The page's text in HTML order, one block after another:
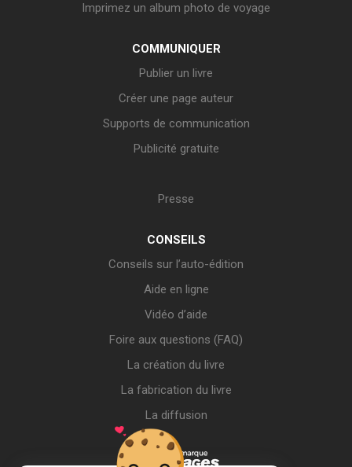
Imprimez un album photo de voyage
COMMUNIQUER
Publier un livre
Créer une page auteur
Supports de communication
Publicité gratuite
Presse
CONSEILS
Conseils sur l’auto-édition
Aide en ligne
Vidéo d’aide
Foire aux questions (FAQ)
La création du livre
La fabrication du livre
La diffusion